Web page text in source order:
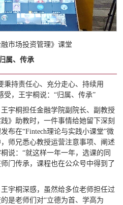
市场投资管理》课堂
属、传承
秉持责任心、充分走心、持续用
受，王宇桐说：“归属、传承”
宇桐担任金融学院副院长、副教授
》助教时，一件事情给她留下深刻
布在“Fintech理论与实践小课堂”微
师兄悉心教授运营注意事项、阐述
说：“就这样一年一年，选课的同
门传承，课程也在公众号中得到了
宇桐深感，虽然给多位老师担任过
是老师们对“立德为首、学高为